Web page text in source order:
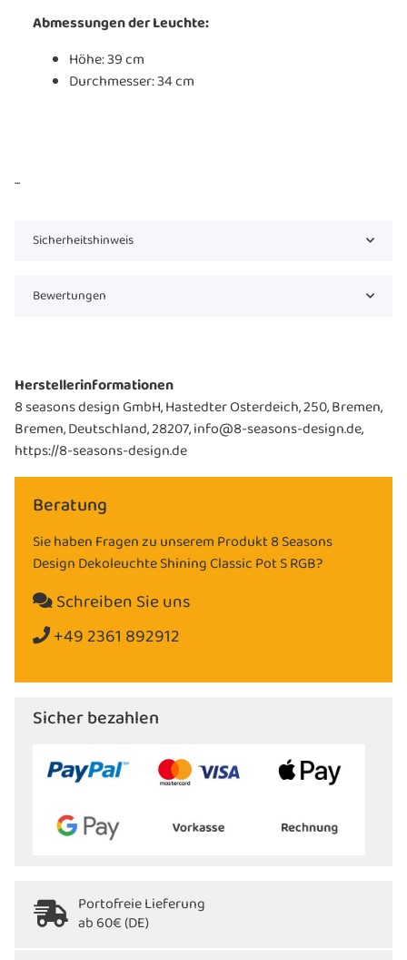
Abmessungen der Leuchte:
Höhe: 39 cm
Durchmesser: 34 cm
...
Sicherheitshinweis
Bewertungen
Herstellerinformationen
8 seasons design GmbH, Hastedter Osterdeich, 250, Bremen,
Bremen, Deutschland, 28207, info@8-seasons-design.de,
https://8-seasons-design.de
Beratung
Sie haben Fragen zu unserem Produkt 8 Seasons
Design Dekoleuchte Shining Classic Pot S RGB?
Schreiben Sie uns
+49 2361 892912
Sicher bezahlen
Portofreie Lieferung
ab 60€ (DE)